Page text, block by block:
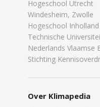
Hogeschool Utrecht
Windesheim, Zwolle
Hogeschool
Technische
Nederlands Vlaamse
Stichting
Over Klimapedia